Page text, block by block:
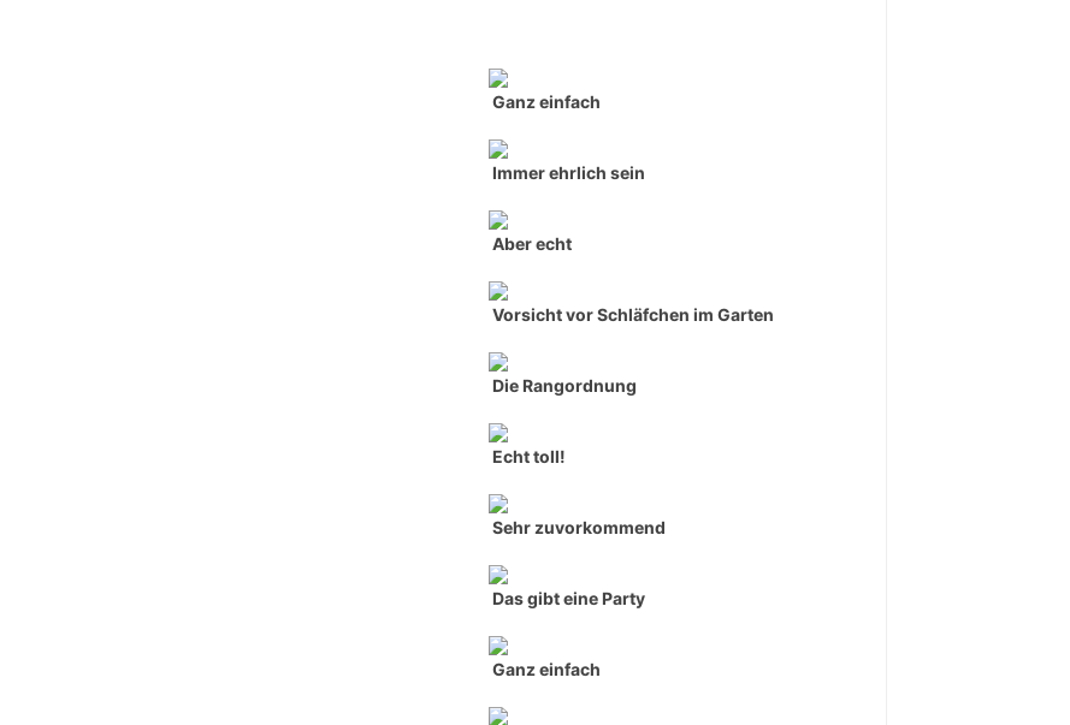
Ganz einfach
Immer ehrlich sein
Aber echt
Vorsicht vor Schläfchen im Garten
Die Rangordnung
Echt toll!
Sehr zuvorkommend
Das gibt eine Party
Ganz einfach